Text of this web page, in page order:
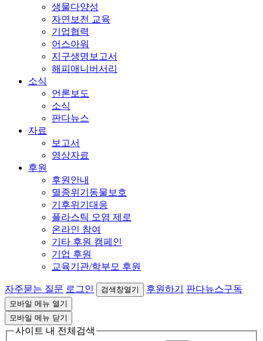
생물다양성
자연보전 교육
기업협력
어스아워
지구생명보고서
해피애니버서리
소식
언론보도
소식
판다뉴스
자료
보고서
영상자료
후원
후원안내
멸종위기동물보호
기후위기대응
플라스틱 오염 제로
온라인 참여
기타 후원 캠페인
기업 후원
교육기관/학부모 후원
자주묻는 질문 로그인 검색창열기 후원하기 판다뉴스구독
모바일 메뉴 열기
모바일 메뉴 닫기
사이트 내 전체검색